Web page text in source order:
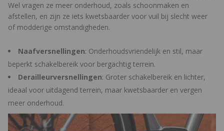
Wel vragen ze meer onderhoud, zoals schoonmaken en
afstellen, en zijn ze iets kwetsbaarder voor vuil bij slecht weer
of modderige omstandigheden.
Naafversnellingen: Onderhoudsvriendelijk en stil, maar
beperkt schakelbereik voor bergachtig terrein.
Derailleurversnellingen: Groter schakelbereik en lichter,
ideaal voor uitdagend terrein, maar kwetsbaarder en vergen
meer onderhoud.